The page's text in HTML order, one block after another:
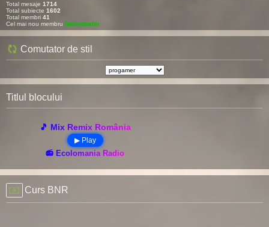
Total mesaje 1714
Total subiecte 1602
Total membri 41
Cel mai nou membru fatimathahir
Comutator de stil
Titlul blocului
🎵 Mix Remix România
▶ Play
📻 Ecolomania Radio
Curs BNR